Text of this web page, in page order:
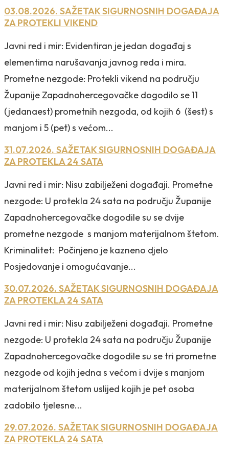
03.08.2026. SAŽETAK SIGURNOSNIH DOGAĐAJA
ZA PROTEKLI VIKEND
Javni red i mir: Evidentiran je jedan događaj s
elementima narušavanja javnog reda i mira.
Prometne nezgode: Protekli vikend na području
Županije Zapadnohercegovačke dogodilo se 11
(jedanaest) prometnih nezgoda, od kojih 6 (šest) s
manjom i 5 (pet) s većom...
31.07.2026. SAŽETAK SIGURNOSNIH DOGAĐAJA
ZA PROTEKLA 24 SATA
Javni red i mir: Nisu zabilježeni događaji. Prometne
nezgode: U protekla 24 sata na području Županije
Zapadnohercegovačke dogodile su se dvije
prometne nezgode s manjom materijalnom štetom.
Kriminalitet: Počinjeno je kazneno djelo
Posjedovanje i omogućavanje...
30.07.2026. SAŽETAK SIGURNOSNIH DOGAĐAJA
ZA PROTEKLA 24 SATA
Javni red i mir: Nisu zabilježeni događaji. Prometne
nezgode: U protekla 24 sata na području Županije
Zapadnohercegovačke dogodile su se tri prometne
nezgode od kojih jedna s većom i dvije s manjom
materijalnom štetom uslijed kojih je pet osoba
zadobilo tjelesne...
29.07.2026. SAŽETAK SIGURNOSNIH DOGAĐAJA
ZA PROTEKLA 24 SATA